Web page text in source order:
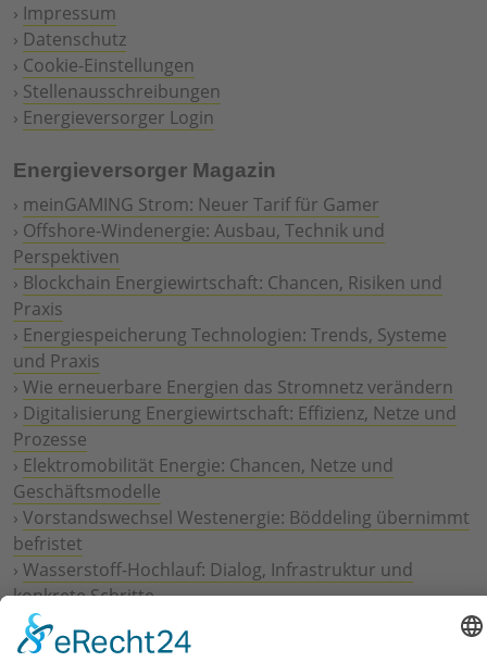
› Impressum
› Datenschutz
› Cookie-Einstellungen
› Stellenausschreibungen
› Energieversorger Login
Energieversorger Magazin
› meinGAMING Strom: Neuer Tarif für Gamer
› Offshore-Windenergie: Ausbau, Technik und
Perspektiven
› Blockchain Energiewirtschaft: Chancen, Risiken und
Praxis
› Energiespeicherung Technologien: Trends, Systeme
und Praxis
› Wie erneuerbare Energien das Stromnetz verändern
› Digitalisierung Energiewirtschaft: Effizienz, Netze und
Prozesse
› Elektromobilität Energie: Chancen, Netze und
Geschäftsmodelle
› Vorstandswechsel Westenergie: Böddeling übernimmt
befristet
› Wasserstoff-Hochlauf: Dialog, Infrastruktur und
konkrete Schritte
Solaranlage Regenbogenfarben: FC St. Pauli und
LichtBlick installieren erste weltweite Anlage